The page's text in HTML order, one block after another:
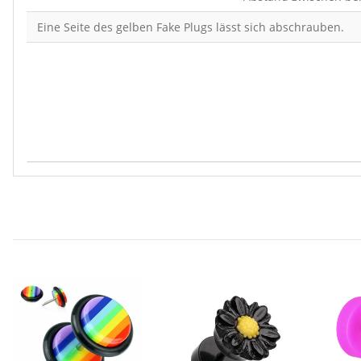
Eine Seite des gelben Fake Plugs lässt sich abschrauben.
Produkteigenschaft
Wert